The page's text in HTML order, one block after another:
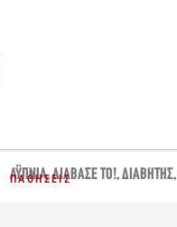
ΑΫΠΝΊΑ,ΔΙΆΒΑΣΈ ΤΟ!,ΔΙΑΒΉΤΗΣ,
ΠΑΘΉΣΕΙΣ